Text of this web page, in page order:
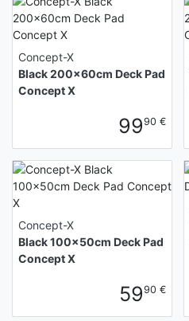
Concept-X
Black 200x60cm Deck Pad
Concept X
9990 €
Concept-X
Black 100x50cm Deck Pad
Concept X
5990 €